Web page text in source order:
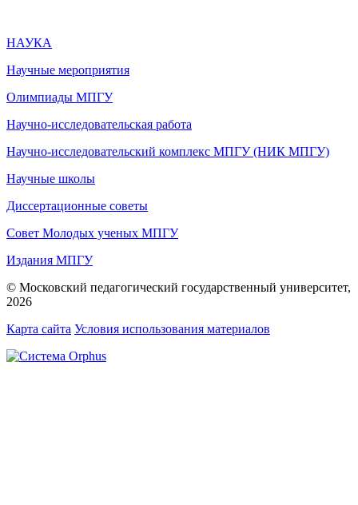
НАУКА
Научные мероприятия
Олимпиады МПГУ
Научно-исследовательская работа
Научно-исследовательский комплекс МПГУ (НИК МПГУ)
Научные школы
Диссертационные советы
Совет Молодых ученых МПГУ
Издания МПГУ
© Московский педагогический государственный университет,
2026
Карта сайта Условия использования материалов